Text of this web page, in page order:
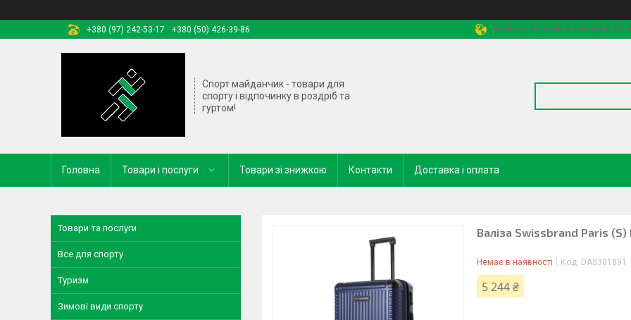
+380 (97) 242-53-17 +380 (50) 426-39-86 м.Львів, вул. Миколайчука, 2б,
Спорт майданчик - товари для
спорту і відпочинку в роздріб та
гуртом!
Головна Товари і послуги Товари зі знижкою Контакти Доставка і оплата
Валіза Swissbrand Paris (S)
Немає в наявності Код: DAS301891
5 244 ₴
Товари та послуги
Все для спорту
Туризм
Зимові види спорту